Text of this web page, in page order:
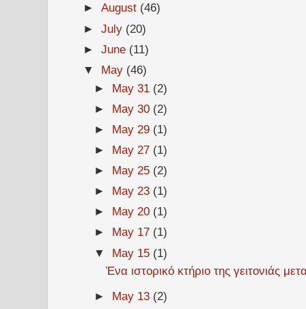
►August (46)
►July (20)
►June (11)
▼ May (46)
► May 31 (2)
► May 30 (2)
► May 29 (1)
► May 27 (1)
► May 25 (2)
► May 23 (1)
► May 20 (1)
► May 17 (1)
▼ May 15 (1)
Ένα ιστορικό κτήριο της γειτονιάς
► May 13 (2)